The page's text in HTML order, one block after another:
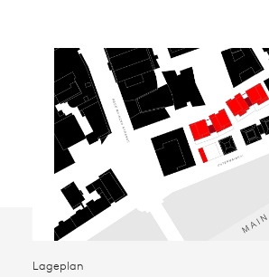
Lageplan